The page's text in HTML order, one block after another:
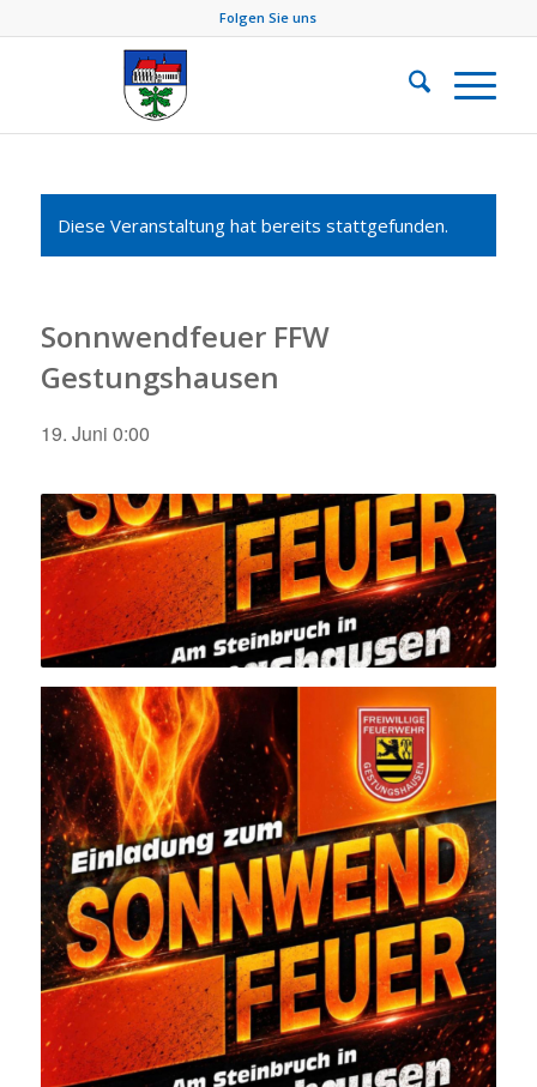
Folgen Sie uns
Diese Veranstaltung hat bereits stattgefunden.
Sonnwendfeuer FFW
Gestungshausen
19. Juni 0:00